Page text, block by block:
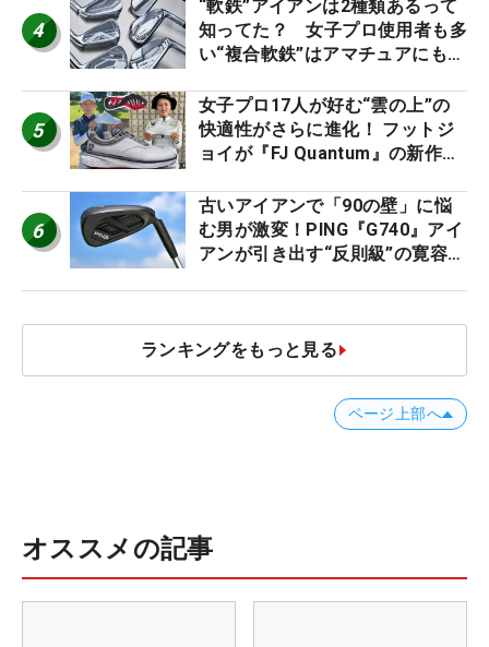
4
“軟鉄”アイアンは2種類あるって
知ってた？ 女子プロ使用者も多
い“複合軟鉄”はアマチュアにもオ
5
女子プロ17人が好む“雲の上”の
快適性がさらに進化！ フットジ
ョイが『FJ Quantum』の新作を
6
古いアイアンで「90の壁」に悩
む男が激変！PING『G740』アイ
アンが引き出す“反則級”の寛容性
ランキングをもっと見る
ページ上部へ
オススメの記事